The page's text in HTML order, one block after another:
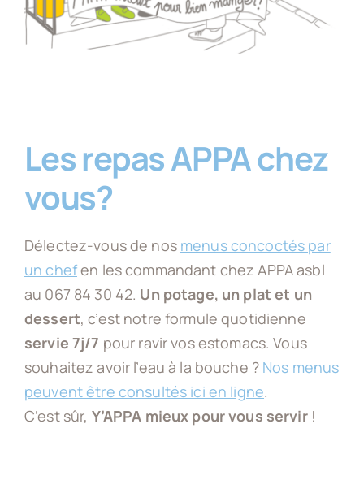
Les repas APPA chez
vous?
Délectez-vous de nos menus concoctés par
un chefen les commandant chez APPA asbl
au 067 84 30 42. Un potage, un plat et un
dessert, c’est notre formule quotidienne
servie 7j/7 pour ravir vos estomacs. Vous
souhaitez avoir l’eau à la bouche ? Nos menus
peuvent être consultés ici en ligne.
C’est sûr, Y’APPA mieux pour vous servir!